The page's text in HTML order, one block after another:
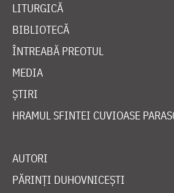
LITURGICĂ
BIBLIOTECĂ
ÎNTREABĂ PREOTUL
MEDIA
ȘTIRI
HRAMUL SFINTEI CUVIOASE
AUTORI
PĂRINȚI DUHOVNICEȘTI